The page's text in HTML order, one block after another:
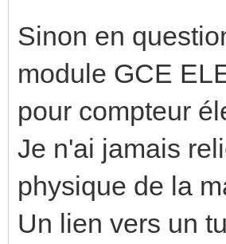
+89.8°C)
(crit
nvme-pci-0600
Adapter: PCI
Composite:
+84.8°C)
Sinon en
module GCE
pour compteur
Je n'ai jamais
physique de la
Un lien vers un